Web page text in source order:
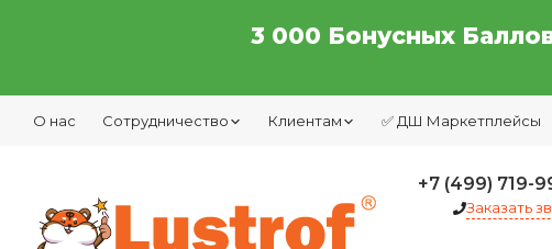
3 000 Бонусных
О нас Сотрудничество Клиентам ✅ ДШ Маркетплейсы
+7 (499) 719-
Заказать